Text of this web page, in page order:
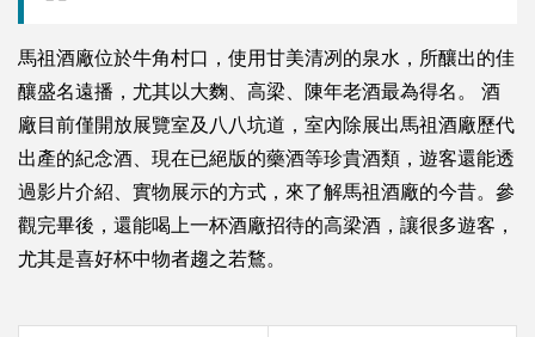
馬祖酒廠位於牛角村口，使用甘美清冽的泉水，所釀出的佳
釀盛名遠播，尤其以大麴、高梁、陳年老酒最為得名。 酒
廠目前僅開放展覽室及八八坑道，室內除展出馬祖酒廠歷代
出產的紀念酒、現在已絕版的藥酒等珍貴酒類，遊客還能透
過影片介紹、實物展示的方式，來了解馬祖酒廠的今昔。參
觀完畢後，還能喝上一杯酒廠招待的高梁酒，讓很多遊客，
尤其是喜好杯中物者趨之若鶩。